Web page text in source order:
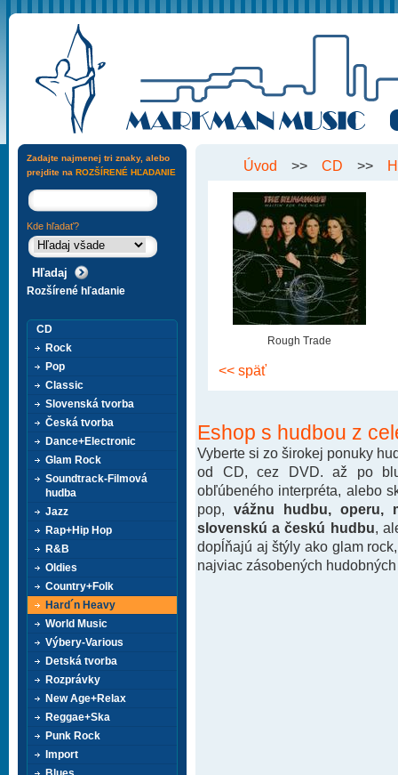
Úvod >> CD >>
Rough Trade
<< späť
Eshop s hudbou z
Vyberte si zo širokej ponuky
od CD, cez DVD. až po
obľúbeného interpréta, alebo
pop, vážnu hudbu, operu,
slovenskú a českú hudbu ,
dopĺňajú aj štýly ako glam
najviac zásobených
Zadajte najmenej tri znaky, alebo
prejdite na ROZŠÍRENÉ HĽADANIE
Kde hľadať?
Rozšírené hľadanie
CD
Rock
Pop
Classic
Slovenská tvorba
Česká tvorba
Dance+Electronic
Glam Rock
Soundtrack-Filmová
hudba
Jazz
Rap+Hip Hop
R&B
Oldies
Country+Folk
Hard´n Heavy
World Music
Výbery-Various
Detská tvorba
Rozprávky
New Age+Relax
Reggae+Ska
Punk Rock
Import